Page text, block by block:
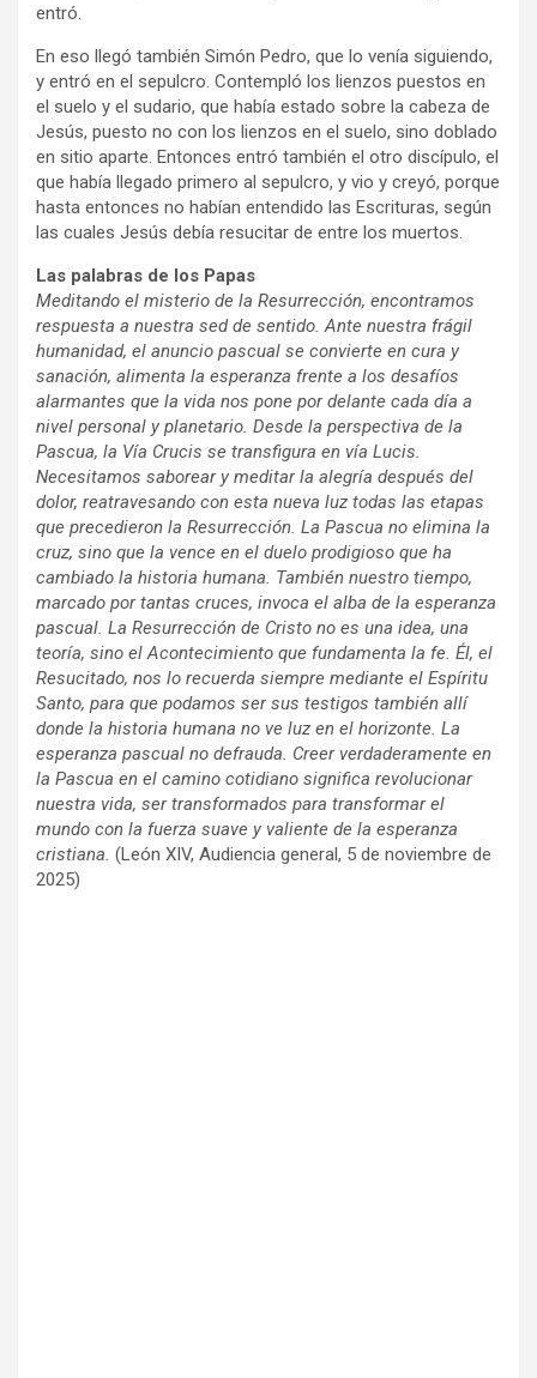
entró.
En eso llegó también Simón Pedro, que lo venía siguiendo,
y entró en el sepulcro. Contempló los lienzos puestos en
el suelo y el sudario, que había estado sobre la cabeza de
Jesús, puesto no con los lienzos en el suelo, sino doblado
en sitio aparte. Entonces entró también el otro discípulo, el
que había llegado primero al sepulcro, y vio y creyó, porque
hasta entonces no habían entendido las Escrituras, según
las cuales Jesús debía resucitar de entre los muertos.
Las palabras de los Papas
Meditando el misterio de la Resurrección, encontramos
respuesta a nuestra sed de sentido. Ante nuestra frágil
humanidad, el anuncio pascual se convierte en cura y
sanación, alimenta la esperanza frente a los desafíos
alarmantes que la vida nos pone por delante cada día a
nivel personal y planetario. Desde la perspectiva de la
Pascua, la Vía Crucis se transfigura en vía Lucis.
Necesitamos saborear y meditar la alegría después del
dolor, reatravesando con esta nueva luz todas las etapas
que precedieron la Resurrección. La Pascua no elimina la
cruz, sino que la vence en el duelo prodigioso que ha
cambiado la historia humana. También nuestro tiempo,
marcado por tantas cruces, invoca el alba de la esperanza
pascual. La Resurrección de Cristo no es una idea, una
teoría, sino el Acontecimiento que fundamenta la fe. Él, el
Resucitado, nos lo recuerda siempre mediante el Espíritu
Santo, para que podamos ser sus testigos también allí
donde la historia humana no ve luz en el horizonte. La
esperanza pascual no defrauda. Creer verdaderamente en
la Pascua en el camino cotidiano significa revolucionar
nuestra vida, ser transformados para transformar el
mundo con la fuerza suave y valiente de la esperanza
cristiana. (León XIV, Audiencia general, 5 de noviembre de
2025)